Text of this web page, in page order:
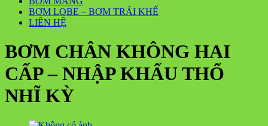
BƠM LOBE – BƠM TRÁI KHẾ
LIÊN HỆ
BƠM CHÂN KHÔNG HAI
CẤP – NHẬP KHẨU THỔ
NHĨ KỲ